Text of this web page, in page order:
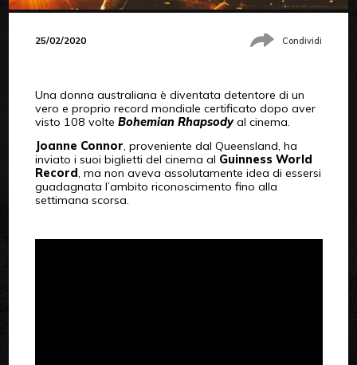
25/02/2020 Condividi
Una donna australiana è diventata detentore di un
vero e proprio record mondiale certificato dopo aver
visto 108 volte Bohemian Rhapsodyal cinema.
Joanne Connor, proveniente dal Queensland, ha
inviato i suoi biglietti del cinema al Guinness World
Record, ma non aveva assolutamente idea di essersi
guadagnata l’ambito riconoscimento fino alla
settimana scorsa.